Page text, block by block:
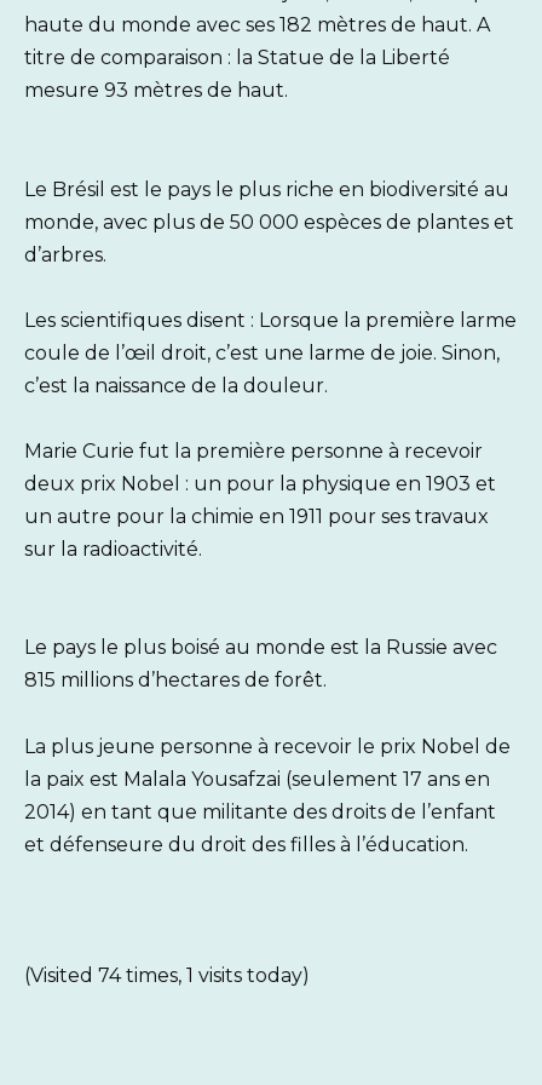
haute du monde avec ses 182 mètres de haut. A
titre de comparaison : la Statue de la Liberté
mesure 93 mètres de haut.
Le Brésil est le pays le plus riche en biodiversité au
monde, avec plus de 50 000 espèces de plantes et
d’arbres.
Les scientifiques disent : Lorsque la première larme
coule de l’œil droit, c’est une larme de joie. Sinon,
c’est la naissance de la douleur.
Marie Curie fut la première personne à recevoir
deux prix Nobel : un pour la physique en 1903 et
un autre pour la chimie en 1911 pour ses travaux
sur la radioactivité.
Le pays le plus boisé au monde est la Russie avec
815 millions d’hectares de forêt.
La plus jeune personne à recevoir le prix Nobel de
la paix est Malala Yousafzai (seulement 17 ans en
2014) en tant que militante des droits de l’enfant
et défenseure du droit des filles à l’éducation.
(Visited 74 times, 1 visits today)